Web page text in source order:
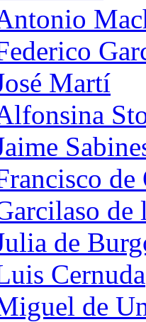
Martí
de
de
de
Cernuda
de